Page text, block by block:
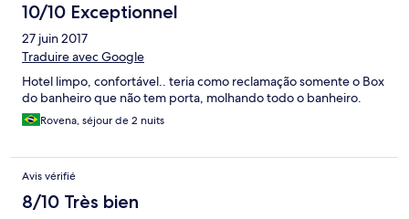
seus rios - formidável exemplo! Vale até enfrentar a severa
tranqueira na ponte internacional para Encarnacion, Paraguai, e
e eterna muvuca similar a Ciudad del Este. Hotel vale a
hospedagem.
10/10 Exceptionnel
27 juin 2017
Traduire avec Google
Hotel limpo, confortável.. teria como reclamação somente o Box
do banheiro que não tem porta, molhando todo o banheiro.
Rovena, séjour de 2 nuits
Avis vérifié
8/10 Très bien